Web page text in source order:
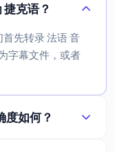
克语？
先转录 法语 音
字幕文件，或者
度如何？